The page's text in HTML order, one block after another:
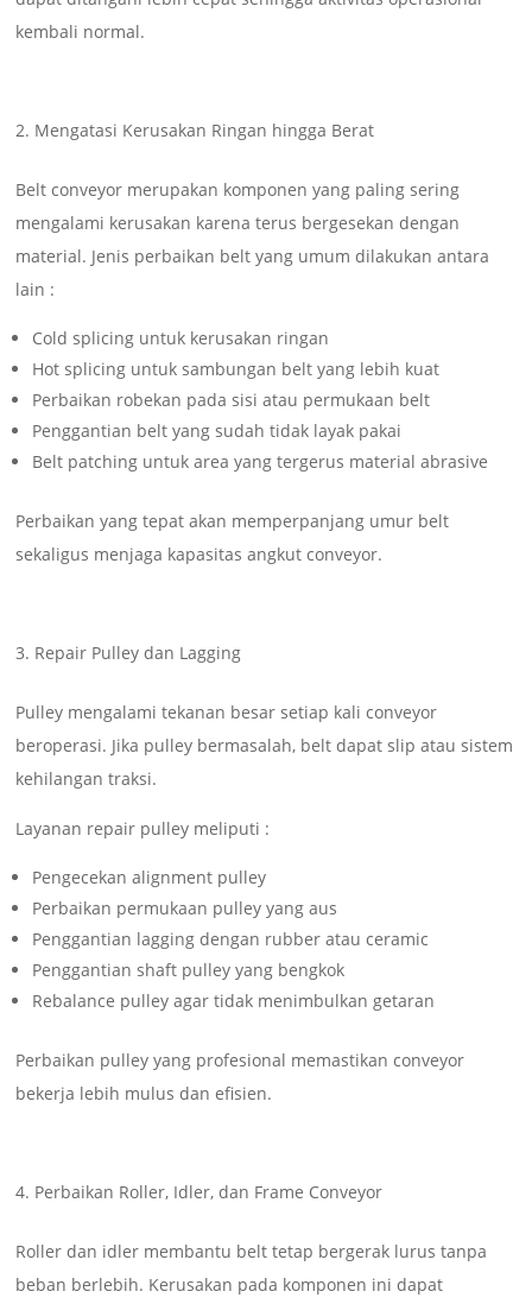
kembali normal.
Mengatasi Kerusakan Ringan hingga Berat
Belt conveyor merupakan komponen yang paling sering
mengalami kerusakan karena terus bergesekan dengan
material. Jenis perbaikan belt yang umum dilakukan antara
lain :
Cold splicing untuk kerusakan ringan
Hot splicing untuk sambungan belt yang lebih kuat
Perbaikan robekan pada sisi atau permukaan belt
Penggantian belt yang sudah tidak layak pakai
Belt patching untuk area yang tergerus material abrasive
Perbaikan yang tepat akan memperpanjang umur belt
sekaligus menjaga kapasitas angkut conveyor.
Repair Pulley dan Lagging
Pulley mengalami tekanan besar setiap kali conveyor
beroperasi. Jika pulley bermasalah, belt dapat slip atau sistem
kehilangan traksi.
Layanan repair pulley meliputi :
Pengecekan alignment pulley
Perbaikan permukaan pulley yang aus
Penggantian lagging dengan rubber atau ceramic
Penggantian shaft pulley yang bengkok
Rebalance pulley agar tidak menimbulkan getaran
Perbaikan pulley yang profesional memastikan conveyor
bekerja lebih mulus dan efisien.
Perbaikan Roller, Idler, dan Frame Conveyor
Roller dan idler membantu belt tetap bergerak lurus tanpa
beban berlebih. Kerusakan pada komponen ini dapat